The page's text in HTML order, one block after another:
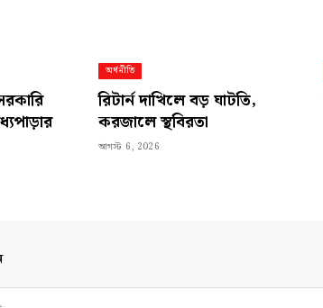
অর্থনীতি
রিটার্ন দাখিলে বড় ঘাটতি,
করজালে স্থবিরতা
আগস্ট 6, 2026